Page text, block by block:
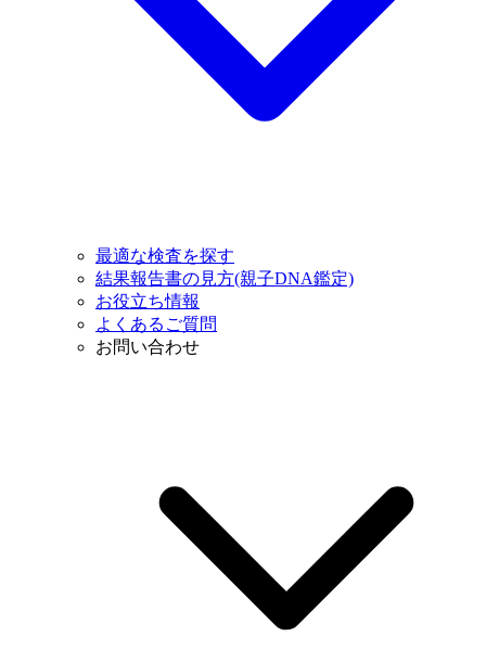
最適な検査を探す
結果報告書の見方(親子DNA鑑定)
お役立ち情報
よくあるご質問
お問い合わせ